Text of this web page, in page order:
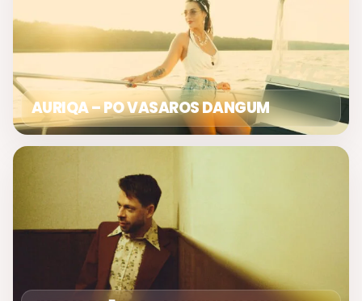
AURIQA – PO VASAROS DANGUM